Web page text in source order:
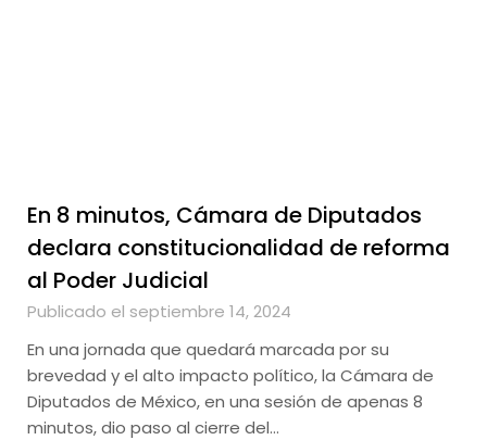
En 8 minutos, Cámara de Diputados
declara constitucionalidad de reforma
al Poder Judicial
Publicado el septiembre 14, 2024
En una jornada que quedará marcada por su
brevedad y el alto impacto político, la Cámara de
Diputados de México, en una sesión de apenas 8
minutos, dio paso al cierre del…